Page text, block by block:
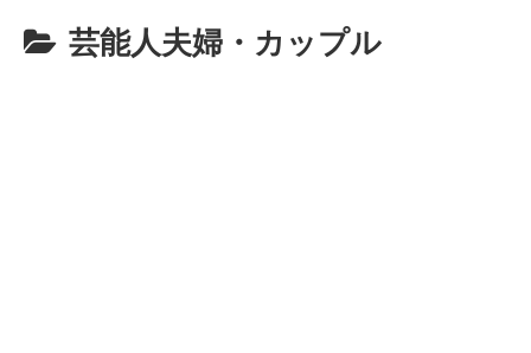
芸能人夫婦・カップル